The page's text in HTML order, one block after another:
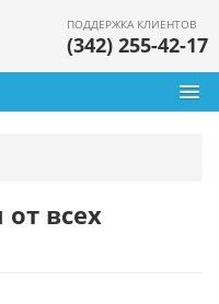
ПОДДЕРЖКА КЛИЕНТОВ
(342) 255-42-17
всех